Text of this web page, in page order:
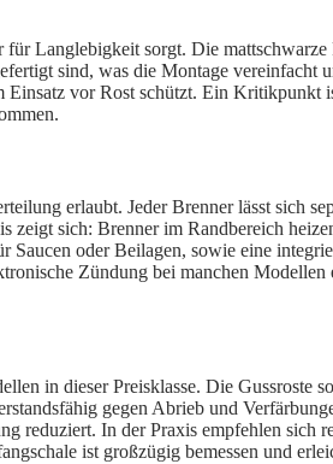
Langlebigkeit sorgt. Die
sind, was die Montage vereinfacht
vor Rost schützt. Ein Kritikpunkt
erlaubt. Jeder Brenner lässt sich
sich: Brenner im Randbereich
oder Beilagen, sowie eine
Zündung bei manchen Modellen
in dieser Preisklasse. Die Gussroste
gegen Abrieb und
reduziert. In der Praxis empfehlen sich
ist großzügig bemessen und